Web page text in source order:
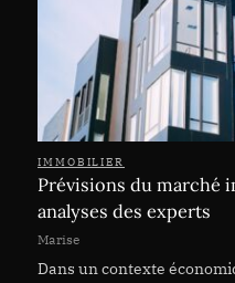
IMMOBILIER
Prévisions du marché
analyses des experts
Marise
Dans un contexte